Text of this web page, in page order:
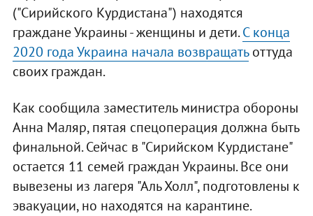
("Сирийского Курдистана") находятся
граждане Украины - женщины и дети.С конца
2020 года Украина начала возвращатьоттуда
своих граждан.
Как сообщила заместитель министра обороны
Анна Маляр, пятая спецоперация должна быть
финальной. Сейчас в "Сирийском Курдистане"
остается 11 семей граждан Украины. Все они
вывезены из лагеря "Аль Холл", подготовлены к
эвакуации, но находятся на карантине.